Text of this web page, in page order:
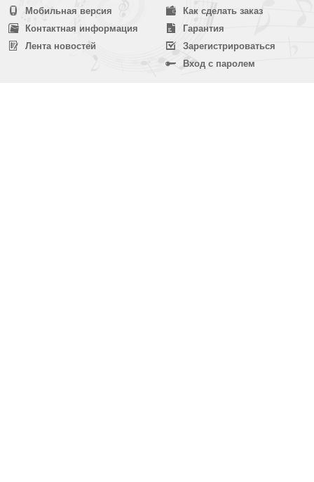
Мобильная версия
Контактная информация
Лента новостей
Как сделать заказ
Гарантия
Зарегистрироваться
Вход с паролем